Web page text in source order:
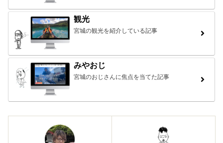
観光
宮城の観光を紹介している記事
みやおじ
宮城のおじさんに焦点を当てた記事